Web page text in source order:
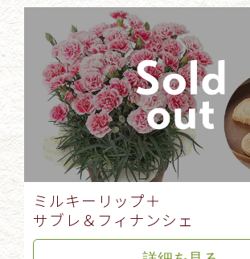
ミルキーリップ＋
サブレ＆フィナンシェ